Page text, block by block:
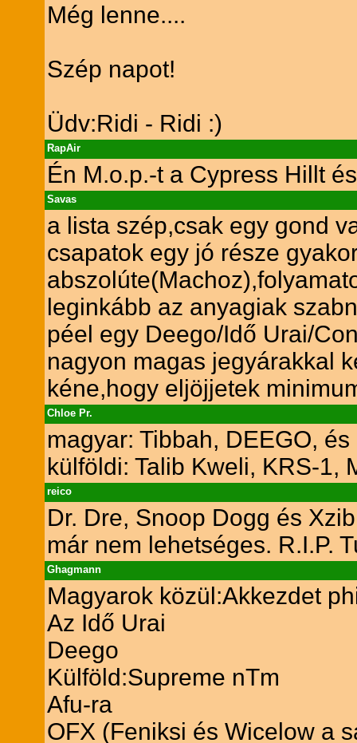
Még lenne....
Szép napot!
Üdv:Ridi - Ridi :)
RapAir
Én M.o.p.-t a Cypress Hillt
Savas
a lista szép,csak egy gond
csapatok egy jó része
leginkább az anyagiak
péel egy Deego/Idő Urai/
nagyon magas jegyárakkal
kéne,hogy eljöjjetek
Chloe Pr.
magyar: Tibbah, DEEGO,
külföldi: Talib Kweli, KRS-1,
reico
Dr. Dre, Snoop Dogg és
már nem lehetséges. R.I.P.
Ghagmann
Magyarok közül:Akkezdet
Az Idő Urai
Deego
Külföld:Supreme nTm
Afu-ra
OFX (Feniksi és Wicelow a